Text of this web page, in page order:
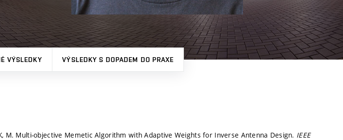
VÝSLEDKY VÝSLEDKY S DOPADEM DO PRAXE
M. Multi-objective Memetic Algorithm with Adaptive Weights for Inverse Antenna Design. IEEE